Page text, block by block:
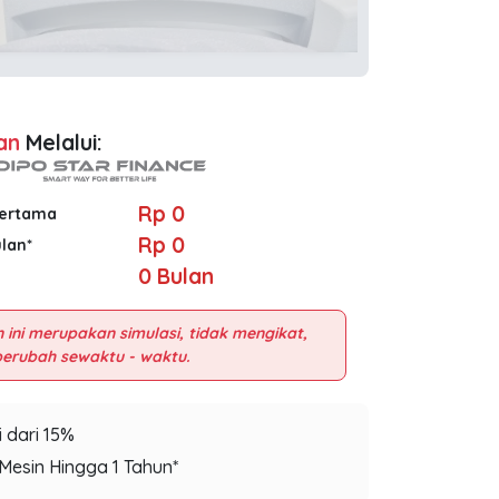
Melalui:
Rp 0
Rp 0
0Bulan
ini merupakan simulasi, tidak mengikat,
dari 15%
Hingga 1 Tahun*